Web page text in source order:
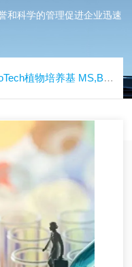
和科学的管理促进企业迅速
植物培养基 MS,B5,N6